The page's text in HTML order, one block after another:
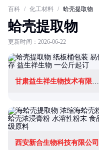
百科 / 化工材料 / 蛤壳提取物
蛤壳提取物
更新时间：2026-06-22
甘肃益生祥生物技术有限公司
西安新合生物科技有限公司